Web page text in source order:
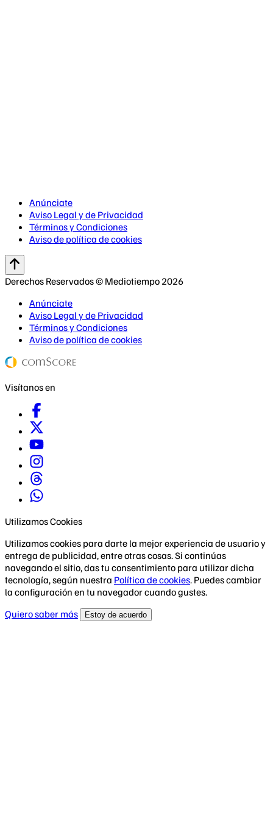
Anúnciate
Aviso Legal y de Privacidad
Términos y Condiciones
Aviso de política de cookies
Derechos Reservados © Mediotiempo 2026
Anúnciate
Aviso Legal y de Privacidad
Términos y Condiciones
Aviso de política de cookies
Visítanos en
Utilizamos Cookies
Utilizamos cookies para darte la mejor experiencia de usuario y
entrega de publicidad, entre otras cosas. Si continúas
navegando el sitio, das tu consentimiento para utilizar dicha
tecnología, según nuestra Política de cookies. Puedes cambiar
la configuración en tu navegador cuando gustes.
Quiero saber más
Estoy de acuerdo